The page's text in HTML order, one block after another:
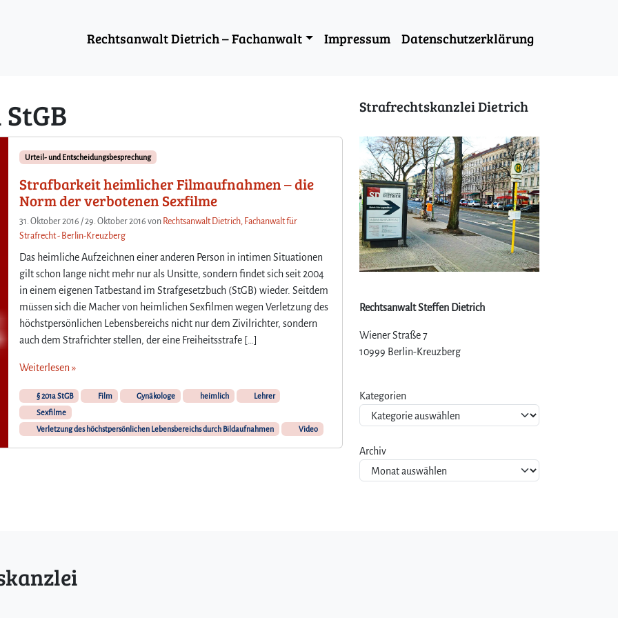
Rechtsanwalt Dietrich – Fachanwalt Impressum Datenschutzerklärung
Urteil- und Entscheidungsbesprechung
Strafbarkeit heimlicher Filmaufnahmen – die
Norm der verbotenen Sexfilme
31. Oktober 2016 /29. Oktober 2016 von Rechtsanwalt Dietrich, Fachanwalt für
Strafrecht - Berlin-Kreuzberg
Das heimliche Aufzeichnen einer anderen Person in intimen Situationen
gilt schon lange nicht mehr nur als Unsitte, sondern findet sich seit 2004
in einem eigenen Tatbestand im Strafgesetzbuch (StGB) wieder. Seitdem
müssen sich die Macher von heimlichen Sexfilmen wegen Verletzung des
höchstpersönlichen Lebensbereichs nicht nur dem Zivilrichter, sondern
auch dem Strafrichter stellen, der eine Freiheitsstrafe […]
Weiterlesen »
§ 201a StGB Film Gynäkologe heimlich
Lehrer
Sexfilme
Verletzung des höchstpersönlichen Lebensbereichs durch Bildaufnahmen
Video
Strafrechtskanzlei Dietrich
Rechtsanwalt Steffen Dietrich
Wiener Straße 7
10999 Berlin-Kreuzberg
Kategorien
Archiv